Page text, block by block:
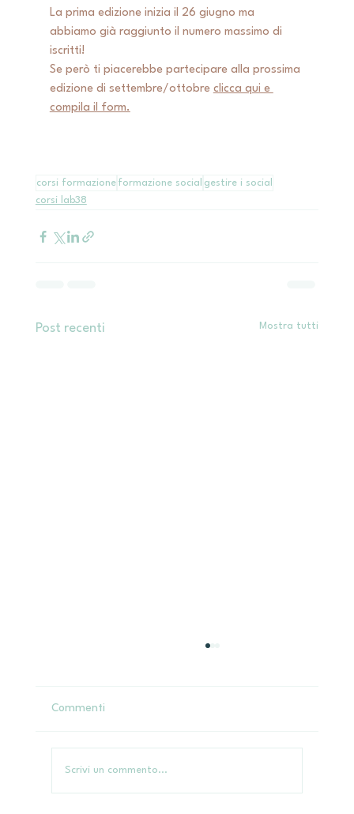
La prima edizione inizia il 26 giugno ma
abbiamo già raggiunto il numero massimo di
iscritti!
Se però ti piacerebbe partecipare alla prossima
edizione di settembre/ottobre clicca qui e
compila il form.
corsi formazione formazione social gestire i social
corsi lab38
Post recenti Mostra tutti
MeetUp Lab38 - Parliamo di....
Commenti
Scrivi un commento...